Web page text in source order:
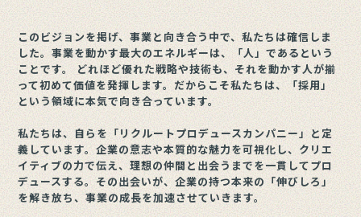
この ビジョ ンを掲げ、事業と向き合う 中で、私たち は確信しま
した。事業を動かす最大のエネルギーは、 「人」であると い う
ことです。 どれほど優れた戦略や技術も、それを動かす人が揃
って初めて価値を発揮 します。だから こそ私たちは、「採用」
と い う領域に本気で向き合っています。
私たち は、自らを「リ クルー トプロデュースカ ンパニー」と定
義しています。企業の意志や本質的な魅力を可視化し、 クリエ
イティ ブの力で伝え、理想の仲間 と 出会う までを一貫 してプロ
デュースする。その出会いが、企業の持つ本来の 「伸び しろ」
を解き放ち、事業の成長を加速させていきます。